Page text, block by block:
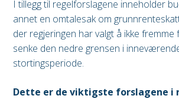
I tillegg til regelforslagene inneholder
annet en omtalesak om
der regjeringen har valgt å ikke fremme
senke den nedre grensen i
stortingsperiode.
Dette er de viktigste forslagene i